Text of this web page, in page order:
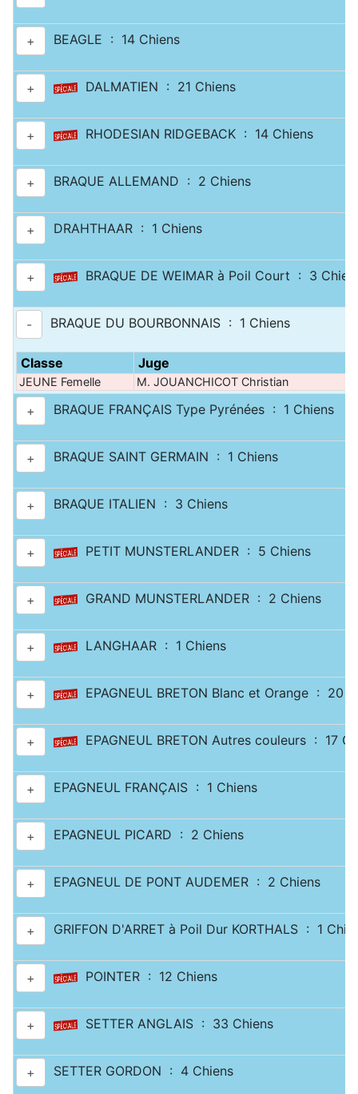
+ BEAGLE : 14 Chiens
+ DALMATIEN : 21 Chiens
+ RHODESIAN RIDGEBACK : 14 Chiens
+ BRAQUE ALLEMAND : 2 Chiens
+ DRAHTHAAR : 1 Chiens
+ BRAQUE DE WEIMAR à Poil Court : 3
- BRAQUE DU BOURBONNAIS : 1 Chiens
Classe Juge
JEUNE Femelle M. JOUANCHICOT Christian
+ BRAQUE FRANÇAIS Type Pyrénées : 1 Chiens
+ BRAQUE SAINT GERMAIN : 1 Chiens
+ BRAQUE ITALIEN : 3 Chiens
+ PETIT MUNSTERLANDER : 5 Chiens
+ GRAND MUNSTERLANDER : 2 Chiens
+ LANGHAAR : 1 Chiens
+ EPAGNEUL BRETON Blanc et Orange : 20
+ EPAGNEUL BRETON Autres couleurs : 17
+ EPAGNEUL FRANÇAIS : 1 Chiens
+ EPAGNEUL PICARD : 2 Chiens
+ EPAGNEUL DE PONT AUDEMER : 2 Chiens
+ GRIFFON D'ARRET à Poil Dur KORTHALS : 1
+ POINTER : 12 Chiens
+ SETTER ANGLAIS : 33 Chiens
+ SETTER GORDON : 4 Chiens